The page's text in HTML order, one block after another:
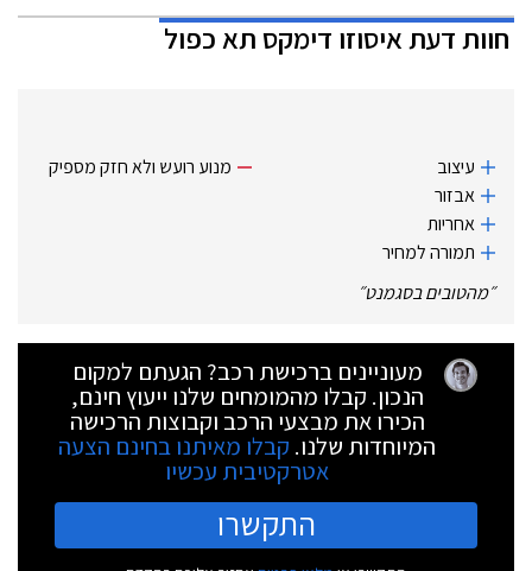
חוות דעתאיסוזו דימקס תא כפול
עיצוב
אבזור
אחריות
תמורה למחיר
מנוע רועש ולא חזק מספיק
״מהטובים בסגמנט״
מעוניינים ברכישת רכב? הגעתם למקום
הנכון. קבלו מהמומחים שלנו ייעוץ חינם,
הכירו את מבצעי הרכב וקבוצות הרכישה
המיוחדות שלנו. קבלו מאיתנו בחינם הצעה
אטרקטיבית עכשיו
התקשרו